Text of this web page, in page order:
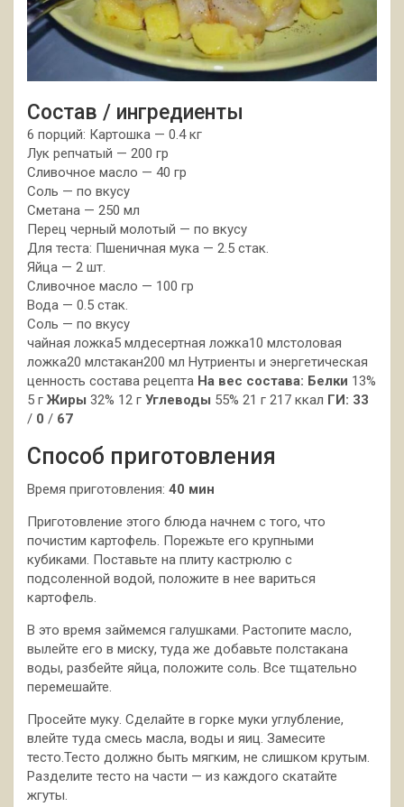
Состав / ингредиенты
6 порций: Картошка — 0.4 кг
Лук репчатый — 200 гр
Сливочное масло — 40 гр
Соль — по вкусу
Сметана — 250 мл
Перец черный молотый — по вкусу
Для теста: Пшеничная мука — 2.5 стак.
Яйца — 2 шт.
Сливочное масло — 100 гр
Вода — 0.5 стак.
Соль — по вкусу
чайная ложка5 млдесертная ложка10 млстоловая
ложка20 млстакан200 мл Нутриенты и энергетическая
ценность состава рецепта На вес состава: Белки 13%
5 г Жиры 32% 12 г Углеводы 55% 21 г 217 ккал ГИ: 33
/ 0 / 67
Способ приготовления
Время приготовления: 40 мин
Приготовление этого блюда начнем с того, что
почистим картофель. Порежьте его крупными
кубиками. Поставьте на плиту кастрюлю с
подсоленной водой, положите в нее вариться
картофель.
В это время займемся галушками. Растопите масло,
вылейте его в миску, туда же добавьте полстакана
воды, разбейте яйца, положите соль. Все тщательно
перемешайте.
Просейте муку. Сделайте в горке муки углубление,
влейте туда смесь масла, воды и яиц. Замесите
тесто.Тесто должно быть мягким, не слишком крутым.
Разделите тесто на части — из каждого скатайте
жгуты.